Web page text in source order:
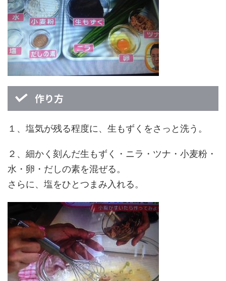
作り方
１、塩気が残る程度に、生もずくをさっと洗う。
２、細かく刻んだ生もずく・ニラ・ツナ・小麦粉・
水・卵・だしの素を混ぜる。
さらに、塩をひとつまみ入れる。